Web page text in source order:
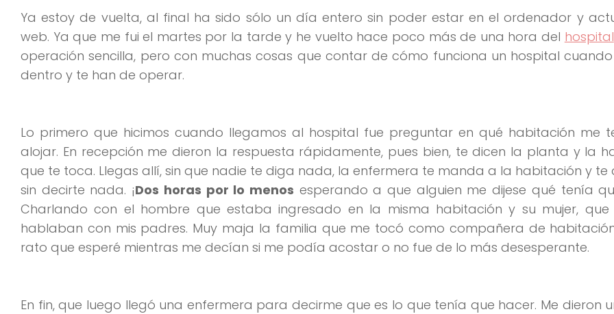
Ya estoy de vuelta, al final ha sido sólo un día entero sin poder estar en el ordenador y
web. Ya que me fui el martes por la tarde y he vuelto hace poco más de una hora del hospital
operación sencilla, pero con muchas cosas que contar de cómo funciona un hospital
dentro y te han de operar.
Lo primero que hicimos cuando llegamos al hospital fue preguntar en qué habitación me
alojar. En recepción me dieron la respuesta rápidamente, pues bien, te dicen la planta y la
que te toca. Llegas allí, sin que nadie te diga nada, la enfermera te manda a la habitación y te
sin decirte nada. ¡Dos horas por lo menos esperando a que alguien me dijese qué tenía
Charlando con el hombre que estaba ingresado en la misma habitación y su mujer, que
hablaban con mis padres. Muy maja la familia que me tocó como compañera de
rato que esperé mientras me decían si me podía acostar o no fue de lo más desesperante.
En fin, que luego llegó una enfermera para decirme que es lo que tenía que hacer. Me dieron